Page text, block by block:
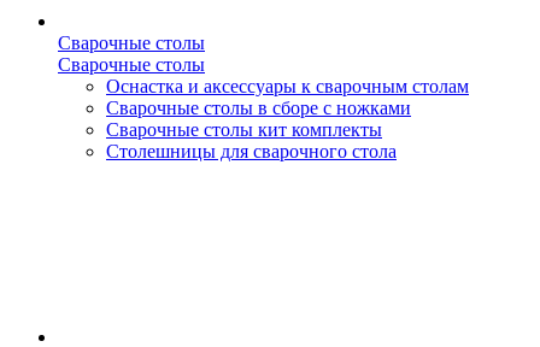
Сварочные столы
Сварочные столы
Оснастка и аксессуары к сварочным столам
Сварочные столы в сборе с ножками
Сварочные столы кит комплекты
Столешницы для сварочного стола